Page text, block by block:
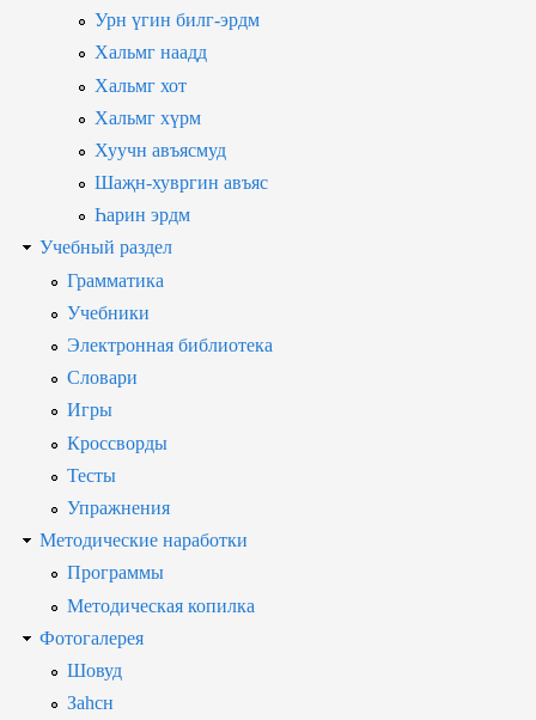
Урн үгин билг-эрдм
Хальмг наадд
Хальмг хот
Хальмг хүрм
Хуучн авъясмуд
Шаҗн-хувргин авъяс
Һарин эрдм
Учебный раздел
Грамматика
Учебники
Электронная библиотека
Словари
Игры
Кроссворды
Тесты
Упражнения
Методические наработки
Программы
Методическая копилка
Фотогалерея
Шовуд
Заһсн